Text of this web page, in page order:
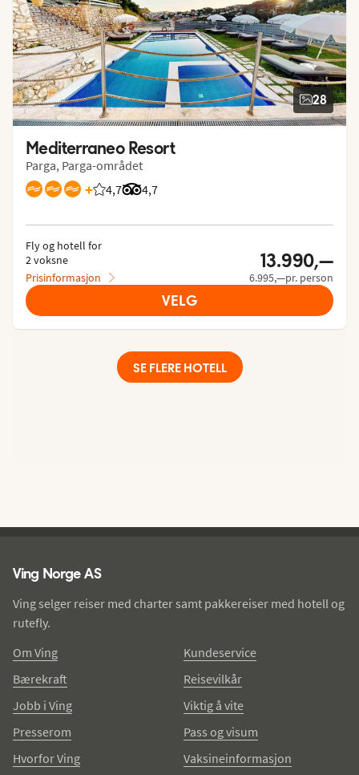
28
Mediterraneo Resort
Parga, Parga-området
+ 4,7
Vurdering fra Vings gjester: 4.659/5
4,7
Vurdering fra Tripadvisor: 4.7 of 5
Fly og hotell for
2 voksne
Prisinformasjon
13.990,—
6.995,—pr. person
VELG
SE FLERE HOTELL
Ving Norge AS
Ving selger reiser med charter samt pakkereiser med hotell og
rutefly.
Om Ving
Bærekraft
Jobb i Ving
Presserom
Hvorfor Ving
Kundeservice
Reisevilkår
Viktig å vite
Pass og visum
Vaksineinformasjon